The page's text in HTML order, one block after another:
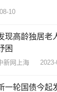
10
现高龄独居老
困
新网上海
一轮国债今起